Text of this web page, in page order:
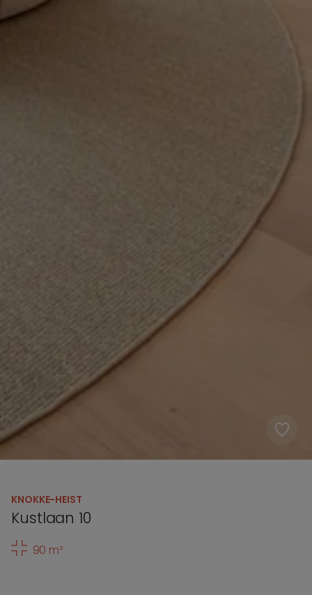
KNOKKE-HEIST
Kustlaan 10
90 m²